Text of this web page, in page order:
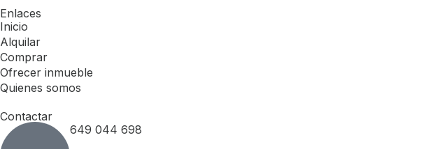
Enlaces
Inicio
Alquilar
Comprar
Ofrecer inmueble
Quienes somos
Contactar
649 044 698